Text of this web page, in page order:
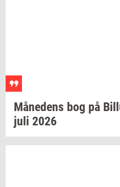
Må­ne­dens bog på
juli 2026